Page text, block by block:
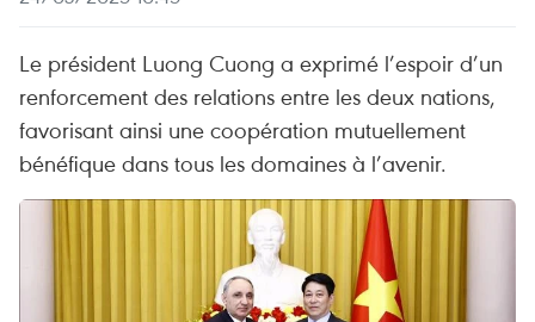
Le président Luong Cuong a exprimé l’espoir d’un
renforcement des relations entre les deux nations,
favorisant ainsi une coopération mutuellement
bénéfique dans tous les domaines à l’avenir.